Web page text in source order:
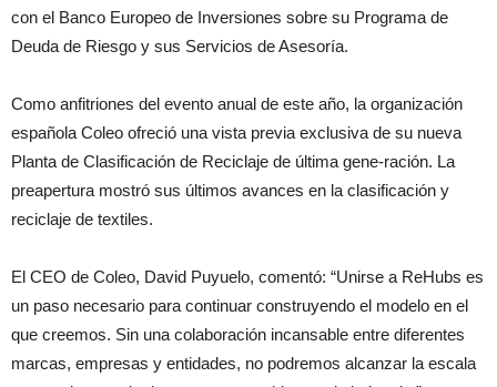
con el Banco Europeo de Inversiones sobre su Programa de
Deuda de Riesgo y sus Servicios de Asesoría.
Como anfitriones del evento anual de este año, la organización
española Coleo ofreció una vista previa exclusiva de su nueva
Planta de Clasificación de Reciclaje de última gene-ración. La
preapertura mostró sus últimos avances en la clasificación y
reciclaje de textiles.
El CEO de Coleo, David Puyuelo, comentó: “Unirse a ReHubs es
un paso necesario para continuar construyendo el modelo en el
que creemos. Sin una colaboración incansable entre diferentes
marcas, empresas y entidades, no podremos alcanzar la escala